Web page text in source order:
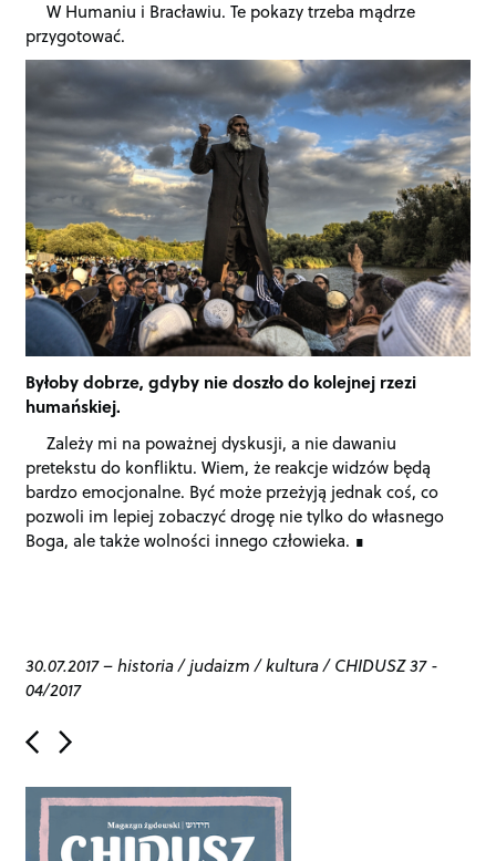
W Humaniu i Bracławiu. Te pokazy trzeba mądrze
przygotować.
Byłoby dobrze, gdyby nie doszło do kolejnej rzezi
humańskiej.
Zależy mi na poważnej dyskusji, a nie dawaniu
pretekstu do konfliktu. Wiem, że reakcje widzów będą
bardzo emocjonalne. Być może przeżyją jednak coś, co
pozwoli im lepiej zobaczyć drogę nie tylko do własnego
Boga, ale także wolności innego człowieka.
30.07.2017–historia/judaizm/kultura/CHIDUSZ 37 -
04/2017
P
o